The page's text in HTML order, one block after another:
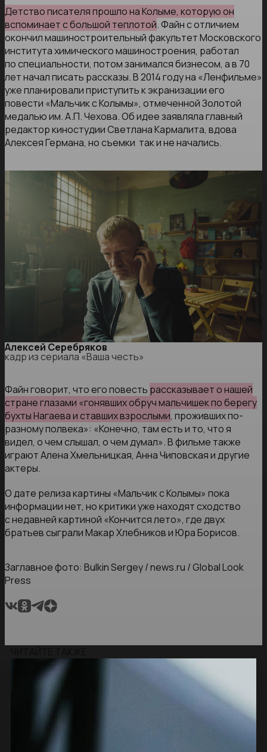
Детство писателя прошло на Колыме, которую он
вспоминает с большой теплотой. Файн с отличием
окончил машиностроительный факультет Московского
института химического машиностроения, работал
по специальности, потом занимался бизнесом, а в 70
лет начал писать рассказы. В 2014 году на «Ленфильме»
уже планировали приступить к экранизации его
повести «Мальчик с Колымы», отмеченной Золотой
медалью им. А.П. Чехова. Об идее заявляла главный
редактор киностудии Светлана Кармалита, вдова
Алексея Германа, но съемки так и не начались.
Алексей Серебряков
кадр из сериала «Ваша честь»
Файн говорит, что его повесть рассказывает о нашей
стране глазами «гонявших обруч мальчишек по берегу
бухты Нагаева и ставших взрослыми, проживших по-
разному полвека»: «Конечно, там есть и то, что я
видел, о чем слышал, о чем думал». В фильме также
играют Алена Хмельницкая, Анна Чиповская и другие
актеры.
О дате релиза картины «Мальчик с Колымы» пока
информации нет, но критики уже находят сходство
с недавней картиной «Кончится лето», где двух
братьев сыграли Макар Хлебников и Юра Борисов.
Заглавное фото: Bulkin Sergey / news.ru / Global Look
Press